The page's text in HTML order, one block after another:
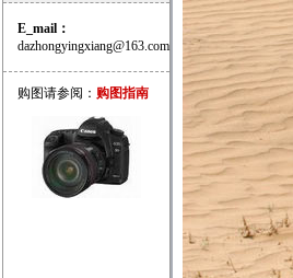
E_mail：
dazhongyingxiang@163.com
购图请参阅： 购图指南